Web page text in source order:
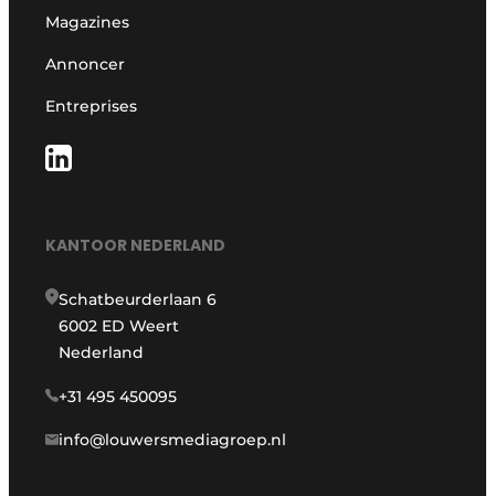
Magazines
Annoncer
Entreprises
KANTOOR NEDERLAND
Schatbeurderlaan 6
6002 ED Weert
Nederland
+31 495 450095
info@louwersmediagroep.nl